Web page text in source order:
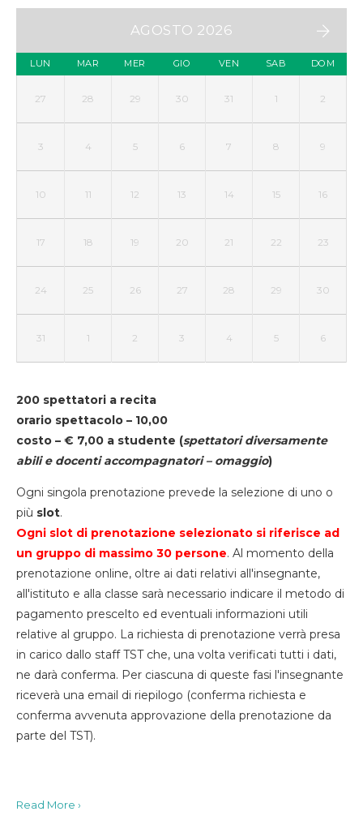
AGOSTO 2026
LUN MAR MER GIO VEN SAB DOM
27 28 29 30 31 1 2
3 4 5 6 7 8 9
10 11 12 13 14 15 16
17 18 19 20 21 22 23
24 25 26 27 28 29 30
31 1 2 3 4 5 6
200 spettatori a recita
orario spettacolo – 10,00
costo – € 7,00 a studente (spettatori diversamente
abili e docenti accompagnatori – omaggio)
Ogni singola prenotazione prevede la selezione di uno o
più slot.
Ogni slot di prenotazione selezionato si riferisce ad
un gruppo di massimo 30 persone. Al momento della
prenotazione online, oltre ai dati relativi all'insegnante,
all'istituto e alla classe sarà necessario indicare il metodo di
pagamento prescelto ed eventuali informazioni utili
relative al gruppo. La richiesta di prenotazione verrà presa
in carico dallo staff TST che, una volta verificati tutti i dati,
ne darà conferma. Per ciascuna di queste fasi l'insegnante
riceverà una email di riepilogo (conferma richiesta e
conferma avvenuta approvazione della prenotazione da
parte del TST).
Read More ›